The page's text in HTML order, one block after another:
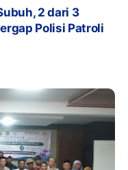
2 dari 3
Polisi Patroli